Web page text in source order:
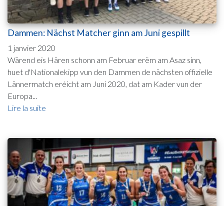
Dammen: Nächst Matcher ginn am Juni gespillt
1 janvier 2020
Wärend eis Hären schonn am Februar erëm am Asaz sinn,
huet d'Nationalekipp vun den Dammen de nächsten offizielle
Lännermatch eréicht am Juni 2020, dat am Kader vun der
Europa...
Lire la suite